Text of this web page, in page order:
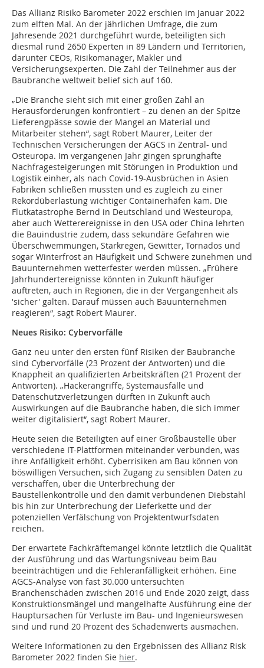
Das Allianz Risiko Barometer 2022 erschien im Januar 2022
zum elften Mal. An der jährlichen Umfrage, die zum
Jahresende 2021 durchgeführt wurde, beteiligten sich
diesmal rund 2650 Experten in 89 Ländern und Territorien,
darunter CEOs, Risikomanager, Makler und
Versicherungsexperten. Die Zahl der Teilnehmer aus der
Baubranche weltweit belief sich auf 160.
„Die Branche sieht sich mit einer großen Zahl an
Herausforderungen konfrontiert – zu denen an der Spitze
Lieferengpässe sowie der Mangel an Material und
Mitarbeiter stehen“, sagt Robert Maurer, Leiter der
Technischen Versicherungen der AGCS in Zentral- und
Osteuropa. Im vergangenen Jahr gingen sprunghafte
Nachfragesteigerungen mit Störungen in Produktion und
Logistik einher, als nach Covid-19-Ausbrüchen in Asien
Fabriken schließen mussten und es zugleich zu einer
Rekordüberlastung wichtiger Containerhäfen kam. Die
Flutkatastrophe Bernd in Deutschland und Westeuropa,
aber auch Wetterereignisse in den USA oder China lehrten
die Bauindustrie zudem, dass sekundäre Gefahren wie
Überschwemmungen, Starkregen, Gewitter, Tornados und
sogar Winterfrost an Häufigkeit und Schwere zunehmen und
Bauunternehmen wetterfester werden müssen. „Frühere
Jahrhundertereignisse könnten in Zukunft häufiger
auftreten, auch in Regionen, die in der Vergangenheit als
'sicher' galten. Darauf müssen auch Bauunternehmen
reagieren“, sagt Robert Maurer.
Neues Risiko: Cybervorfälle
Ganz neu unter den ersten fünf Risiken der Baubranche
sind Cybervorfälle (23 Prozent der Antworten) und die
Knappheit an qualifizierten Arbeitskräften (21 Prozent der
Antworten). „Hackerangriffe, Systemausfälle und
Datenschutzverletzungen dürften in Zukunft auch
Auswirkungen auf die Baubranche haben, die sich immer
weiter digitalisiert“, sagt Robert Maurer.
Heute seien die Beteiligten auf einer Großbaustelle über
verschiedene IT-Plattformen miteinander verbunden, was
ihre Anfälligkeit erhöht. Cyberrisiken am Bau können von
böswilligen Versuchen, sich Zugang zu sensiblen Daten zu
verschaffen, über die Unterbrechung der
Baustellenkontrolle und den damit verbundenen Diebstahl
bis hin zur Unterbrechung der Lieferkette und der
potenziellen Verfälschung von Projektentwurfsdaten
reichen.
Der erwartete Fachkräftemangel könnte letztlich die Qualität
der Ausführung und das Wartungsniveau beim Bau
beeinträchtigen und die Fehleranfälligkeit erhöhen. Eine
AGCS-Analyse von fast 30.000 untersuchten
Branchenschäden zwischen 2016 und Ende 2020 zeigt, dass
Konstruktionsmängel und mangelhafte Ausführung eine der
Hauptursachen für Verluste im Bau- und Ingenieurswesen
sind und rund 20 Prozent des Schadenwerts ausmachen.
Weitere Informationen zu den Ergebnissen des Allianz Risk
Barometer 2022 finden Sie hier.